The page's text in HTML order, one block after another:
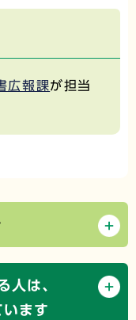
広報課が担当
人は、
います